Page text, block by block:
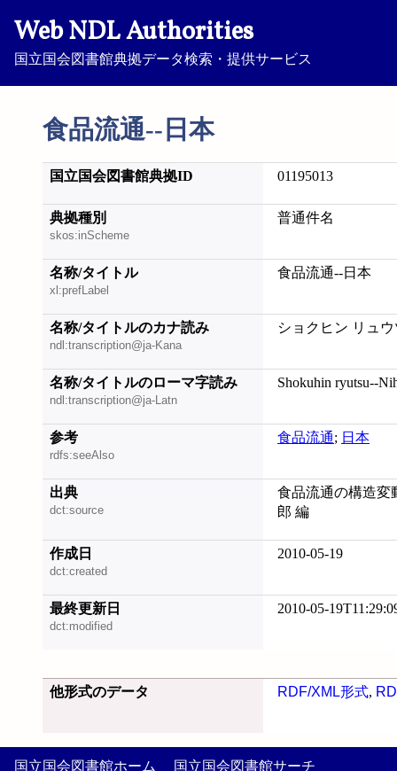
Web NDL Authorities
国立国会図書館典拠データ検索・提供サービス
食品流通--日本
国立国会図書館典拠ID 01195013
典拠種別
skos:inScheme
普通件名
名称/タイトル
xl:prefLabel
食品流通--日本
名称/タイトルのカナ読み
ndl:transcription@ja-Kana
ショクヒン リュ
名称/タイトルのローマ字読み
ndl:transcription@ja-Latn
Shokuhin ryutsu--
参考
rdfs:seeAlso
食品流通; 日本
出典
dct:source
食品流通の構造変
郎 編
作成日
dct:created
2010-05-19
最終更新日
dct:modified
2010-05-
他形式のデータ RDF/XML形式,
国立国会図書館ホーム 国立国会図書館サーチ